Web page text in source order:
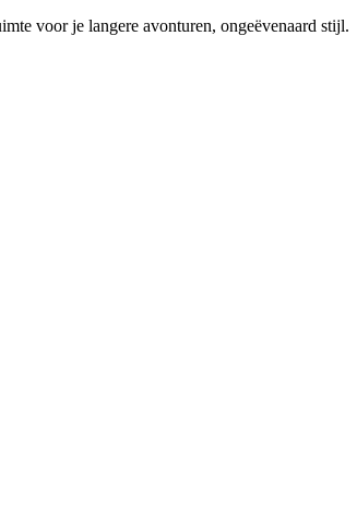
voor je langere avonturen, ongeëvenaard stijl.